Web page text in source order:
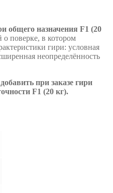
общего назначения F1 (20
о поверке, в котором
гири: условная
неопределённость
при заказе гири
F1 (20 кг).